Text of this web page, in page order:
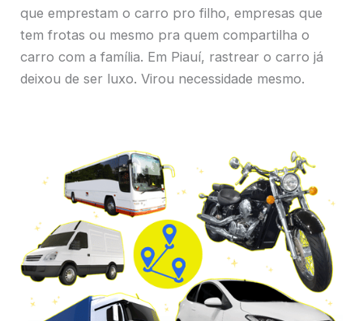
que emprestam o carro pro filho, empresas que
tem frotas ou mesmo pra quem compartilha o
carro com a família. Em Piauí, rastrear o carro já
deixou de ser luxo. Virou necessidade mesmo.